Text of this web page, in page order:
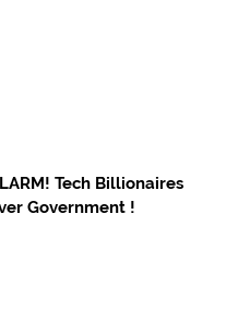
Tech Billionaires
Government !